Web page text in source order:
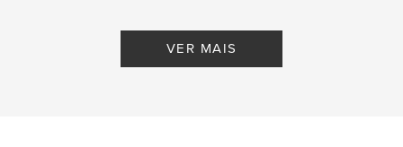
VER MAIS